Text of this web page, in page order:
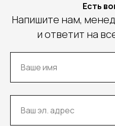
Есть
Напишите нам,
и ответит на